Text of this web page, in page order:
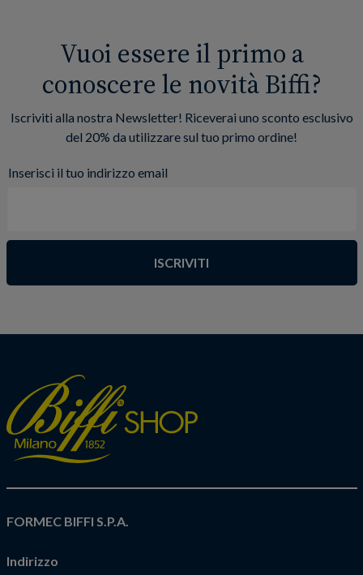
Vuoi essere il primo a
conoscere le novità Biffi?
Iscriviti alla nostra Newsletter! Riceverai uno sconto esclusivo
del 20% da utilizzare sul tuo primo ordine!
Inserisci il tuo indirizzo email
ISCRIVITI
FORMEC BIFFI S.P.A.
Indirizzo